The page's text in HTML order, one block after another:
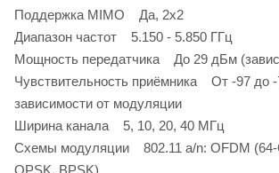
Поддержка MIMO Да, 2x2
Диапазон частот 5.150 - 5.850 ГГц
Мощность передатчика До 29 дБм
Чувствительность приёмника От -97 до
зависимости от модуляции
Ширина канала 5, 10, 20, 40 МГц
Схемы модуляции 802.11 a/n: OFDM (64-
QPSK, BPSK)